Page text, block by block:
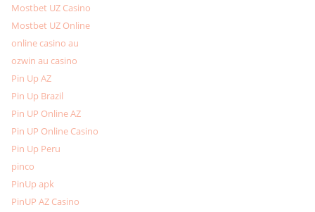
Mostbet UZ Casino
Mostbet UZ Online
online casino au
ozwin au casino
Pin Up AZ
Pin Up Brazil
Pin UP Online AZ
Pin UP Online Casino
Pin Up Peru
pinco
PinUp apk
PinUP AZ Casino